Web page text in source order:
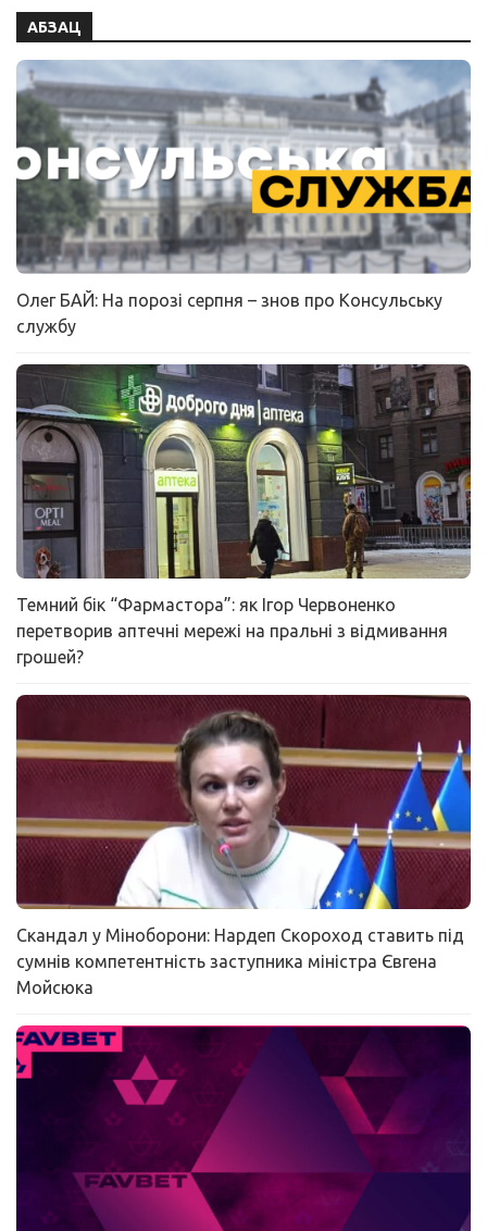
АБЗАЦ
Олег БАЙ: На порозі серпня – знов про Консульську
службу
Темний бік “Фармастора”: як Ігор Червоненко
перетворив аптечні мережі на пральні з відмивання
грошей?
Скандал у Міноборони: Нардеп Скороход ставить під
сумнів компетентність заступника міністра Євгена
Мойсюка